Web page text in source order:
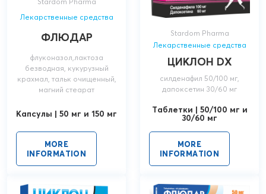
Лекарственные средства
ФЛЮДАР
флуконазол,лактоза
безводная, кукурузный
крахмал, тальк очищенный,
магний стеарат
Капсулы | 50 мг и 150 мг
MORE
INFORMATION
Stardom Pharma
Лекарственные средства
ЦИКЛОН DX
силденафил 50/100 мг,
дапоксетин 30/60 мг
Таблетки | 50/100 мг и
30/60 мг
MORE
INFORMATION